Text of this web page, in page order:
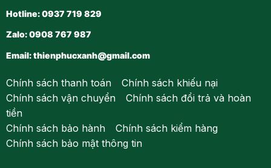
Hotline: 0937 719 829
Zalo: 0908 767 987
Email:thienphucxanh@gmail.com
Chính sách thanh toán- Chính sách khiếu nại
Chính sách vận chuyển- Chính sách đổi trả và hoàn
tiền
Chính sách bảo hành- Chính sách kiểm hàng
Chính sách bảo mật thông tin